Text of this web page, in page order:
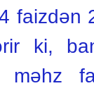
faizdən
ki,
məhz